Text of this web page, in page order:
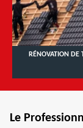
RÉNOVATION DE
Le